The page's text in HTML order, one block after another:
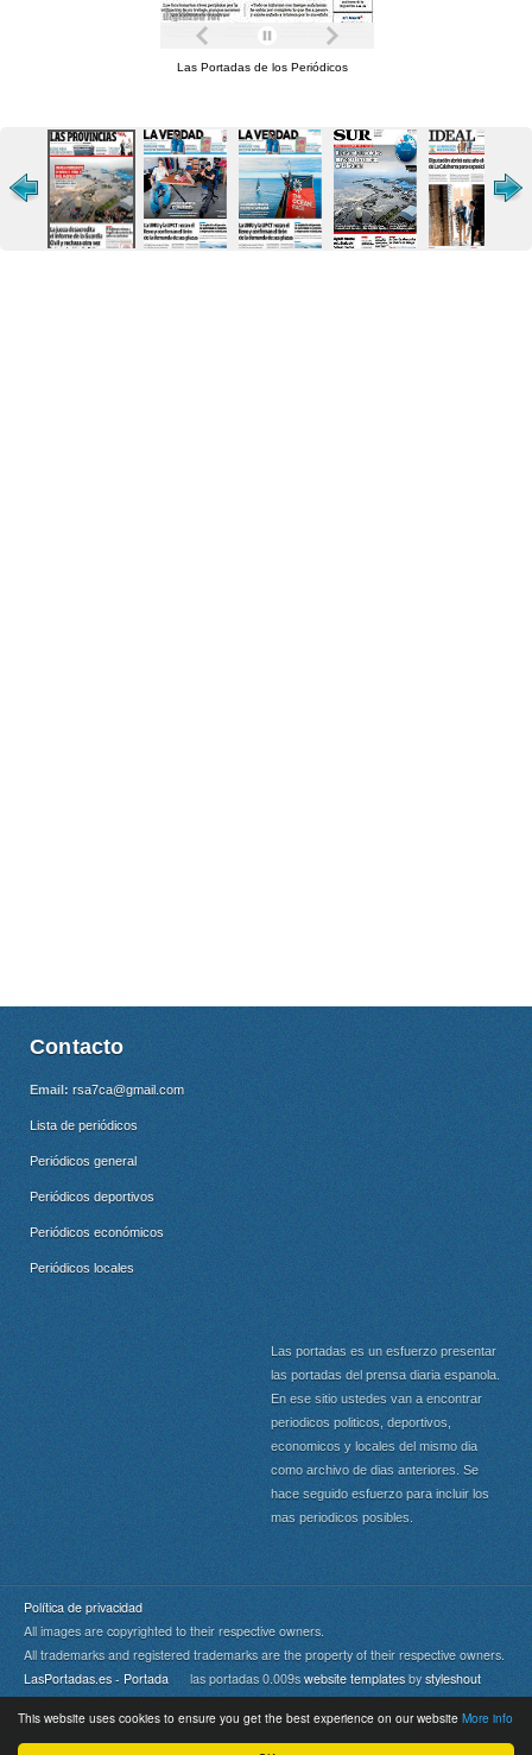
This website uses cookies to ensure you get the best experience on our website More info
Las Portadas de los Periódicos
Contacto
Email: rsa7ca@gmail.com
Lista de periódicos
Periódicos general
Periódicos deportivos
Periódicos económicos
Periódicos locales
Las portadas es un esfuerzo presentar
las portadas del prensa diaria espanola.
En ese sitio ustedes van a encontrar
periodicos politicos, deportivos,
economicos y locales del mismo dia
como archivo de dias anteriores. Se
hace seguido esfuerzo para incluir los
mas periodicos posibles.
Política de privacidad
All images are copyrighted to their respective owners.
All trademarks and registered trademarks are the property of their respective owners.
LasPortadas.es - Portada las portadas 0.009s website templates by styleshout